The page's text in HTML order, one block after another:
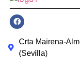
Crta Mairena-
(Sevilla)